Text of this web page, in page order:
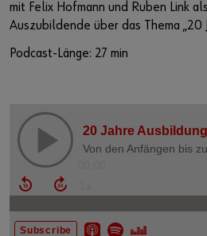
mit Felix Hofmann und Ruben Link
Auszubildende über das Thema „20
Podcast-Länge: 27 min